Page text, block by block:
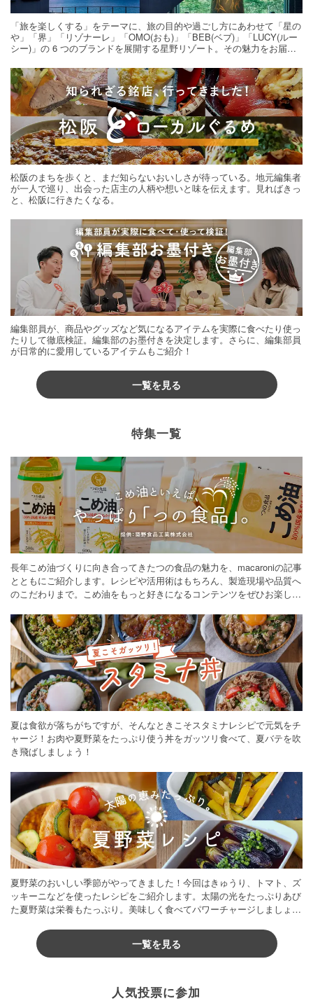
「旅を楽しくする」をテーマに、旅の目的や過ごし方にあわせて「星の
や」「界」「リゾナーレ」「OMO(おも)」「BEB(ベブ)」「LUCY(ルー
シー)」の 6 つのブランドを展開する星野リゾート。その魅力をお届け
松阪のまちを歩くと、まだ知らないおいしさが待っている。地元編集者
が一人で巡り、出会った店主の人柄や想いと味を伝えます。見ればきっ
と、松阪に行きたくなる。
編集部員が、商品やグッズなど気になるアイテムを実際に食べたり使っ
たりして徹底検証。編集部のお墨付きを決定します。さらに、編集部員
が日常的に愛用しているアイテムもご紹介！
一覧を見る
特集一覧
長年こめ油づくりに向き合ってきたつの食品の魅力を、macaroniの記事
とともにご紹介します。レシピや活用術はもちろん、製造現場や品質へ
のこだわりまで。こめ油をもっと好きになるコンテンツをぜひお楽しみ
夏は食欲が落ちがちですが、そんなときこそスタミナレシピで元気をチ
ャージ！お肉や夏野菜をたっぷり使う丼をガッツリ食べて、夏バテを吹
き飛ばしましょう！
夏野菜のおいしい季節がやってきました！今回はきゅうり、トマト、ズ
ッキーニなどを使ったレシピをご紹介します。太陽の光をたっぷりあび
た夏野菜は栄養もたっぷり。美味しく食べてパワーチャージしましょう
一覧を見る
人気投票に参加